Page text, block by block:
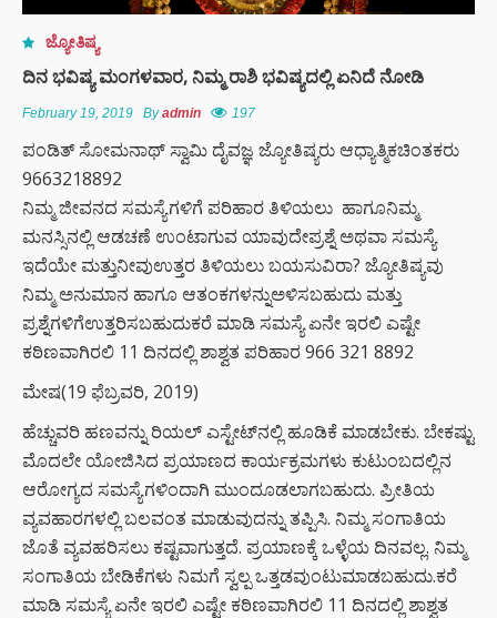
ಜ್ಯೋತಿಷ್ಯ
ದಿನ ಭವಿಷ್ಯ ಮಂಗಳವಾರ, ನಿಮ್ಮ ರಾಶಿ ಭವಿಷ್ಯದಲ್ಲಿ ಏನಿದೆ ನೋಡಿ
February 19, 2019 Byadmin 197
ಪಂಡಿತ್ ಸೋಮನಾಥ್ ಸ್ವಾಮಿ ದೈವಜ್ಞ ಜ್ಯೋತಿಷ್ಯರು ಆಧ್ಯಾತ್ಮಿಕಚಿಂತಕರು
9663218892
ನಿಮ್ಮ ಜೀವನದ ಸಮಸ್ಯೆಗಳಿಗೆ ಪರಿಹಾರ ತಿಳಿಯಲು ಹಾಗೂನಿಮ್ಮ
ಮನಸ್ಸಿನಲ್ಲಿ ಆಡಚಣೆ ಉಂಟಾಗುವ ಯಾವುದೇಪ್ರಶ್ನೆ ಅಥವಾ ಸಮಸ್ಯೆ
ಇದೆಯೇ ಮತ್ತುನೀವುಉತ್ತರ ತಿಳಿಯಲು ಬಯಸುವಿರಾ? ಜ್ಯೋತಿಷ್ಯವು
ನಿಮ್ಮ ಅನುಮಾನ ಹಾಗೂ ಆತಂಕಗಳನ್ನುಅಳಿಸಬಹುದು ಮತ್ತು
ಪ್ರಶ್ನೆಗಳಿಗೆಉತ್ತರಿಸಬಹುದುಕರೆ ಮಾಡಿ ಸಮಸ್ಯೆ ಏನೇ ಇರಲಿ ಎಷ್ಟೇ
ಕಠಿಣವಾಗಿರಲಿ 11 ದಿನದಲ್ಲಿ ಶಾಶ್ವತ ಪರಿಹಾರ 966 321 8892
ಮೇಷ(19 ಫೆಬ್ರವರಿ, 2019)
ಹೆಚ್ಚುವರಿ ಹಣವನ್ನು ರಿಯಲ್ ಎಸ್ಟೇಟ್‌ನಲ್ಲಿ ಹೂಡಿಕೆ ಮಾಡಬೇಕು. ಬೇಕಷ್ಟು
ಮೊದಲೇ ಯೋಜಿಸಿದ ಪ್ರಯಾಣದ ಕಾರ್ಯಕ್ರಮಗಳು ಕುಟುಂಬದಲ್ಲಿನ
ಆರೋಗ್ಯದ ಸಮಸ್ಯೆಗಳಿಂದಾಗಿ ಮುಂದೂಡಲಾಗಬಹುದು. ಪ್ರೀತಿಯ
ವ್ಯವಹಾರಗಳಲ್ಲಿ ಬಲವಂತ ಮಾಡುವುದನ್ನು ತಪ್ಪಿಸಿ. ನಿಮ್ಮ ಸಂಗಾತಿಯ
ಜೊತೆ ವ್ಯವಹರಿಸಲು ಕಷ್ಟವಾಗುತ್ತದೆ. ಪ್ರಯಾಣಕ್ಕೆ ಒಳ್ಳೆಯ ದಿನವಲ್ಲ. ನಿಮ್ಮ
ಸಂಗಾತಿಯ ಬೇಡಿಕೆಗಳು ನಿಮಗೆ ಸ್ವಲ್ಪ ಒತ್ತಡವುಂಟುಮಾಡಬಹುದು.ಕರೆ
ಮಾಡಿ ಸಮಸ್ಯೆ ಏನೇ ಇರಲಿ ಎಷ್ಟೇ ಕಠಿಣವಾಗಿರಲಿ 11 ದಿನದಲ್ಲಿ ಶಾಶ್ವತ